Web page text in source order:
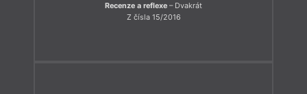
Recenze a reflexe – Dvakrát
Z čísla 15/2016